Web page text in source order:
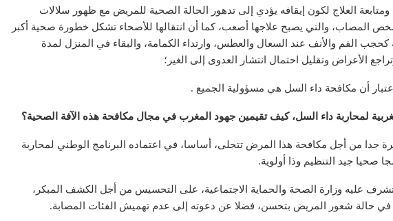
العلاج لكون إيقافه يؤدي إلى تدهور الحالة الصحية للمريض مع ظهور سلالات
المصاب، والتي يصبح علاجها أصعب، كما أن انتقالها للأصحاء تشكل خطورة صحية أكبر
كحجب الفم والأنف عند السعال والعطس، وارتداء الكمامة، والبقاء في المنزل لمدة
الأعراض وتقليل احتمال انتشار العدوى إلى الغير؛
أن مكافحة داء السل هي مسؤولية الجميع .
جدا من أجل مكافحة هذا المرض تتجلى، أساسا، في اعتماده البرنامج الوطني لمحاربة
صحيا جيد التنظيم وذا أولوية.
تشرف عليه وزارة الصحة والحماية الاجتماعية، على التحسيس من أجل الكشف المبكر،
في حالة شعور المريض بتحسن، فضلا عن دعوته إلى عدم تهميش الفئات المصابة.
بعض الأفكار المغلوطة حول العلاج
تحذير من تناول المحليات الصناعية.. ترفع